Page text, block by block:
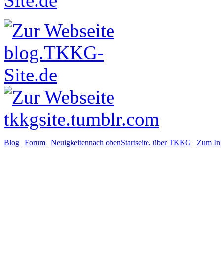
Blog | Forum | Neuigkeitennach obenStartseite, über TKKG | Zum